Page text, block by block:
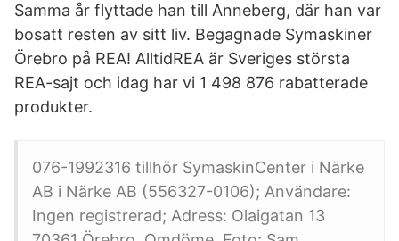
Samma år flyttade han till Anneberg, där han var
bosatt resten av sitt liv. Begagnade Symaskiner
Örebro på REA! AlltidREA är Sveriges största
REA-sajt och idag har vi 1 498 876 rabatterade
produkter.
076-1992316 tillhör SymaskinCenter i Närke
AB i Närke AB (556327-0106); Användare:
Ingen registrerad; Adress: Olaigatan 13